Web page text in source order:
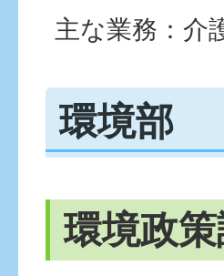
主な業務：介
環境部
環境政